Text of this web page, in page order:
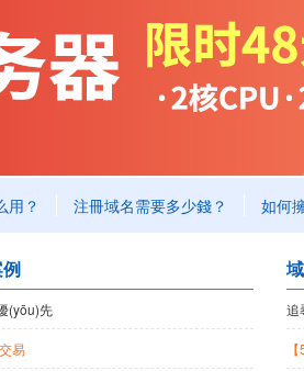
用？ 注冊域名需要多少錢？ 如何
(yōu)先
易
追